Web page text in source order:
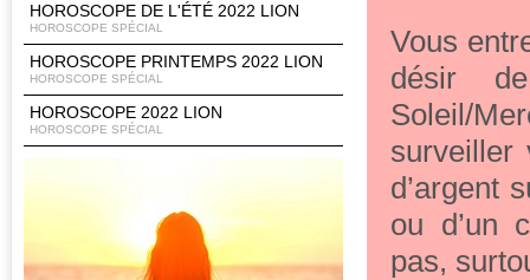
HOROSCOPE DE L'ÉTÉ 2022 LION
HOROSCOPE SPÉCIAL
HOROSCOPE PRINTEMPS 2022 LION
HOROSCOPE SPÉCIAL
HOROSCOPE 2022 LION
HOROSCOPE SPÉCIAL
Vous
désir
Soleil/
surveiller
d’argent
ou d’un
pas,